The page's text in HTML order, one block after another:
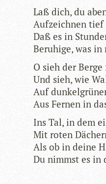
Laß dich, du
Auf­zeich­nen tief
Daß es in
Beru­hige, was
O sieh der
Und sieh, wie
Auf
Aus Fer­nen in
Ins Tal, in dem
Mit roten
Als ob in deine
Du nimmst es in